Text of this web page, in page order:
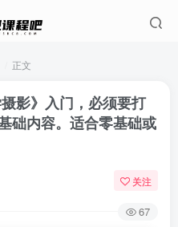
正文
影》入门，必须要打
础内容。适合零基础或
关注
67